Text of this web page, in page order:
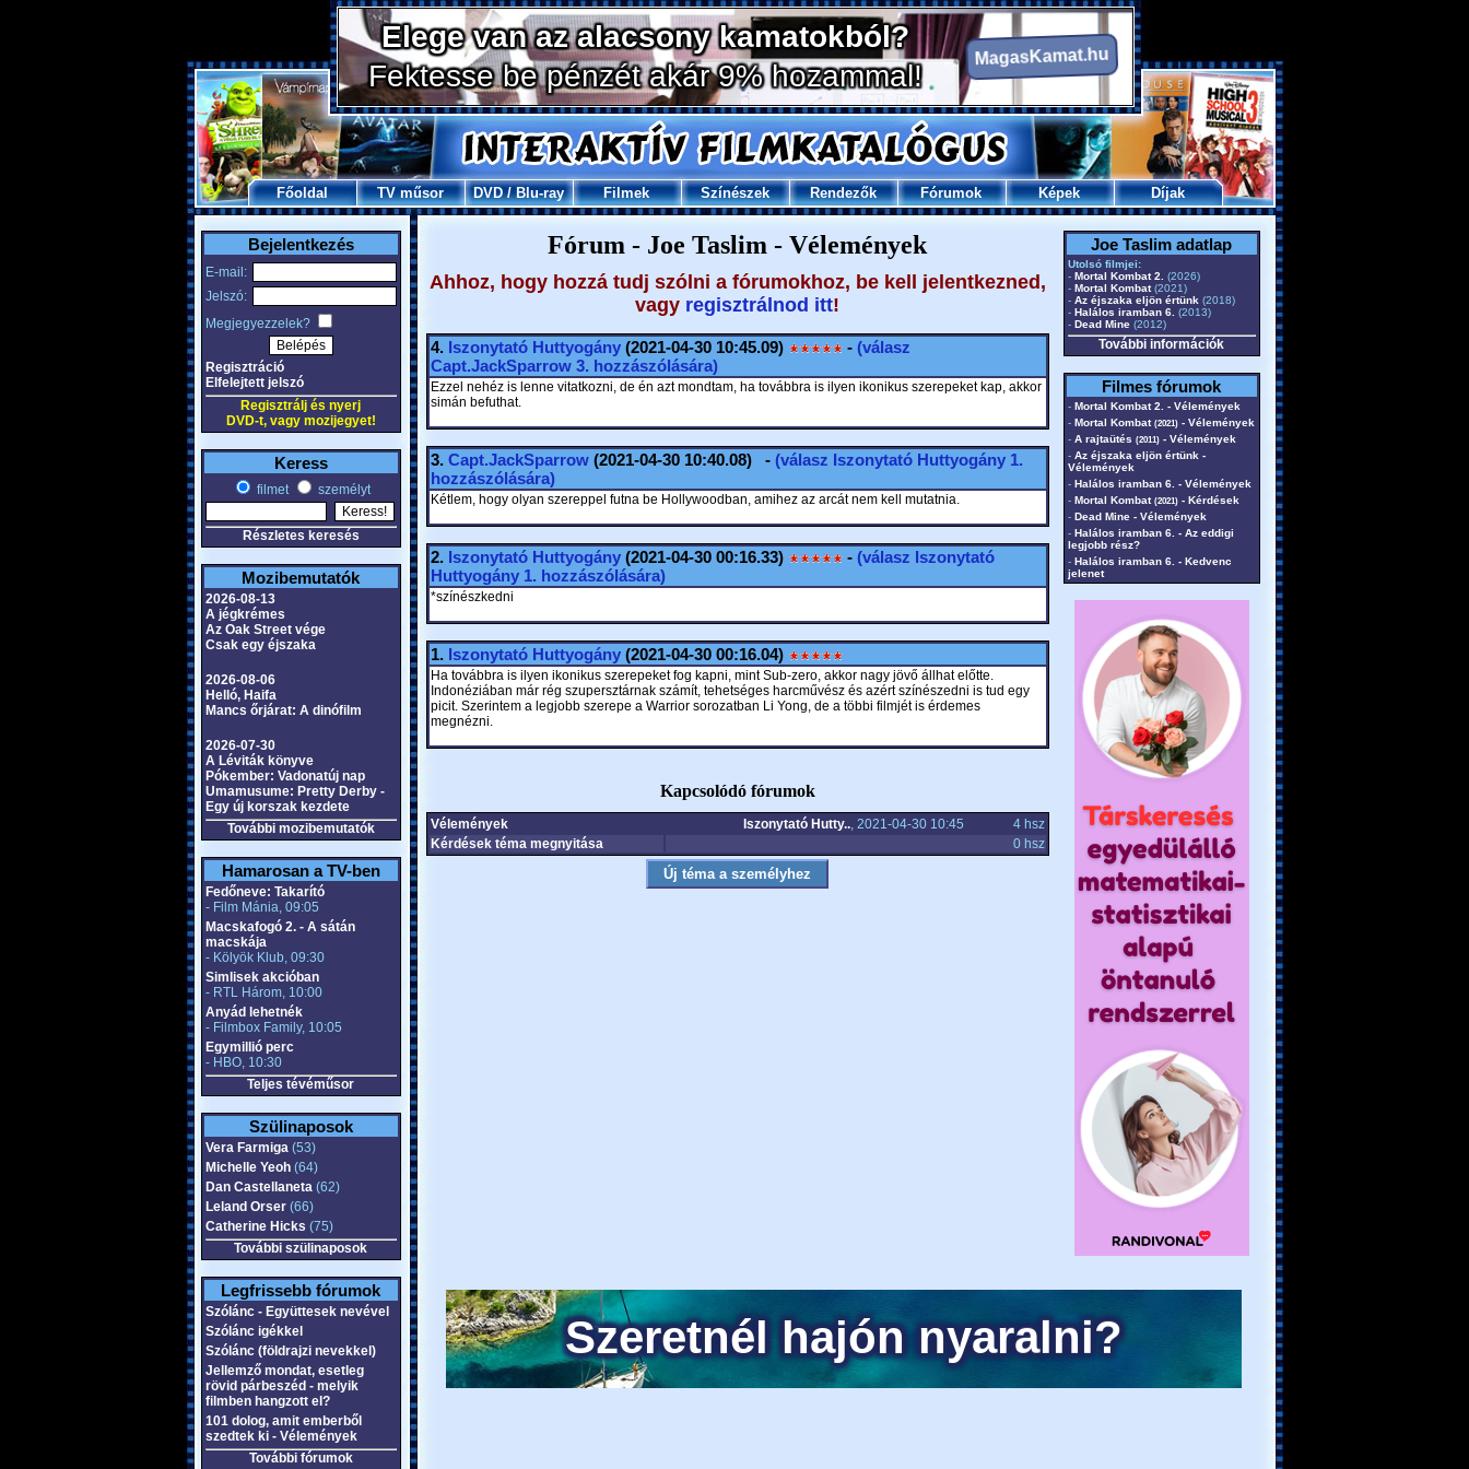
Főoldal TV műsor DVD/Blu-ray Filmek Színészek Rendezők Fórumok Képek Díjak
Bejelentkezés
E-mail:
Jelszó:
Megjegyezzelek?
Regisztráció
Elfelejtett jelszó
Regisztrálj és nyerj
DVD-t, vagy mozijegyet!
Keress
filmet személyt
Részletes keresés
Mozibemutatók
2026-08-13
A jégkrémes
Az Oak Street vége
Csak egy éjszaka
2026-08-06
Helló, Haifa
Mancs őrjárat: A dinófilm
2026-07-30
A Léviták könyve
Pókember: Vadonatúj nap
Umamusume: Pretty Derby -
Egy új korszak kezdete
További mozibemutatók
Hamarosan a TV-ben
Fedőneve: Takarító
- Film Mánia, 09:05
Macskafogó 2. - A sátán
macskája
- Kölyök Klub, 09:30
Simlisek akcióban
- RTL Három, 10:00
Anyád lehetnék
- Filmbox Family, 10:05
Egymillió perc
- HBO, 10:30
Teljes tévéműsor
Szülinaposok
Vera Farmiga(53)
Michelle Yeoh(64)
Dan Castellaneta(62)
Leland Orser(66)
Catherine Hicks (75)
További szülinaposok
Legfrissebb fórumok
Szólánc - Együttesek nevével
Szólánc igékkel
Szólánc (földrajzi nevekkel)
Jellemző mondat, esetleg
rövid párbeszéd - melyik
filmben hangzott el?
101 dolog, amit emberből
szedtek ki - Vélemények
További fórumok
Fórum - Joe Taslim - Vélemények
Ahhoz, hogy hozzá tudj szólni a fórumokhoz, be kell jelentkezned,
vagy regisztrálnod itt!
4. Iszonytató Huttyogány(2021-04-30 10:45.09) - (válasz
Capt.JackSparrow3. hozzászólására)
Ezzel nehéz is lenne vitatkozni, de én azt mondtam, ha továbbra is ilyen ikonikus szerepeket kap, akkor
simán befuthat.
3. Capt.JackSparrow(2021-04-30 10:40.08) - (válasz Iszonytató Huttyogány1.
hozzászólására)
Kétlem, hogy olyan szereppel futna be Hollywoodban, amihez az arcát nem kell mutatnia.
2. Iszonytató Huttyogány(2021-04-30 00:16.33) - (válasz Iszonytató
Huttyogány1. hozzászólására)
*színészkedni
1. Iszonytató Huttyogány(2021-04-30 00:16.04)
Ha továbbra is ilyen ikonikus szerepeket fog kapni, mint Sub-zero, akkor nagy jövő állhat előtte.
Indonéziában már rég szupersztárnak számít, tehetséges harcművész és azért színészedni is tud egy
picit. Szerintem a legjobb szerepe a Warrior sorozatban Li Yong, de a többi filmjét is érdemes
megnézni.
Kapcsolódó fórumok
Vélemények Iszonytató Hutty.., 2021-04-30 10:45
4 hsz
Kérdések téma megnyitása
0 hsz
Joe Taslim adatlap
Utolsó filmjei:
- Mortal Kombat 2.
(2026)
- Mortal Kombat(2021)
- Az éjszaka eljön értünk (2018)
- Halálos iramban 6. (2013)
- Dead Mine(2012)
További információk
Filmes fórumok
- Mortal Kombat 2. - Vélemények
- Mortal Kombat (2021)- Vélemények
- A rajtaütés (2011)- Vélemények
- Az éjszaka eljön értünk -
Vélemények
- Halálos iramban 6. - Vélemények
- Mortal Kombat (2021)- Kérdések
- Dead Mine - Vélemények
- Halálos iramban 6. - Az eddigi
legjobb rész?
- Halálos iramban 6. - Kedvenc
jelenet